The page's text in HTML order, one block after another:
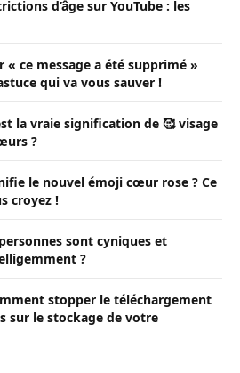
d’âge sur YouTube : les
« ce message a été supprimé »
qui va vous sauver !
la vraie signification de 🥰 visage
?
le nouvel émoji cœur rose ? Ce
croyez !
sont cyniques et
?
stopper le téléchargement
sur le stockage de votre